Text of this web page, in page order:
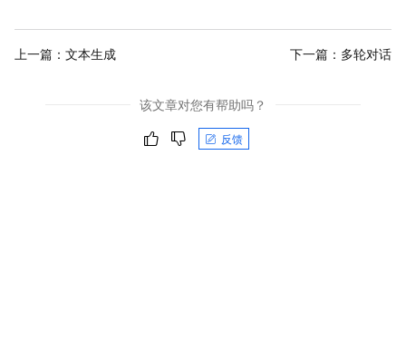
上一篇： 文本生成 下一篇： 多轮对话
该文章对您有帮助吗？
反馈